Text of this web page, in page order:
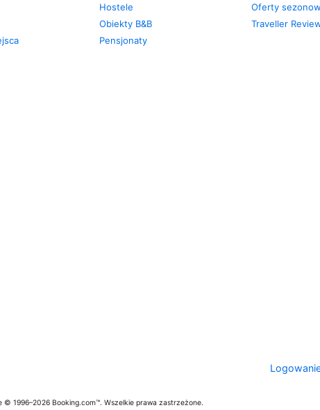
Hostele
Obiekty B&B
Pensjonaty
Oferty
Traveller
© 1996–2026 Booking.com™. Wszelkie prawa zastrzeżone.